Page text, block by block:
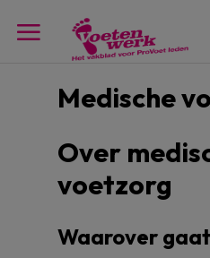
Medische
Over
voetzorg
Waarover